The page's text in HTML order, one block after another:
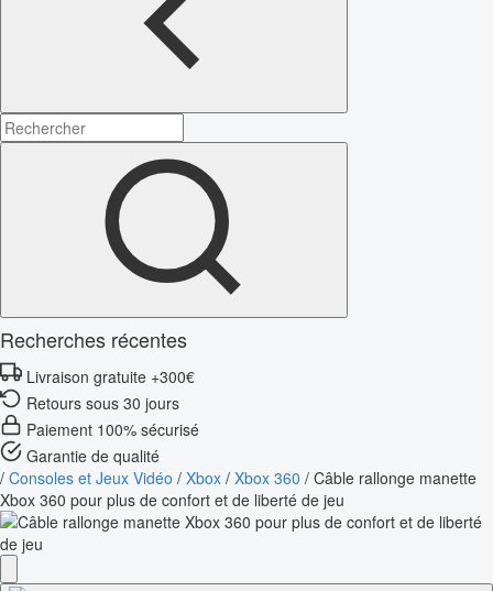
Recherches récentes
Livraison gratuite +300€
Retours sous 30 jours
Paiement 100% sécurisé
Garantie de qualité
/ Consoles et Jeux Vidéo / Xbox / Xbox 360 / Câble rallonge manette
Xbox 360 pour plus de confort et de liberté de jeu